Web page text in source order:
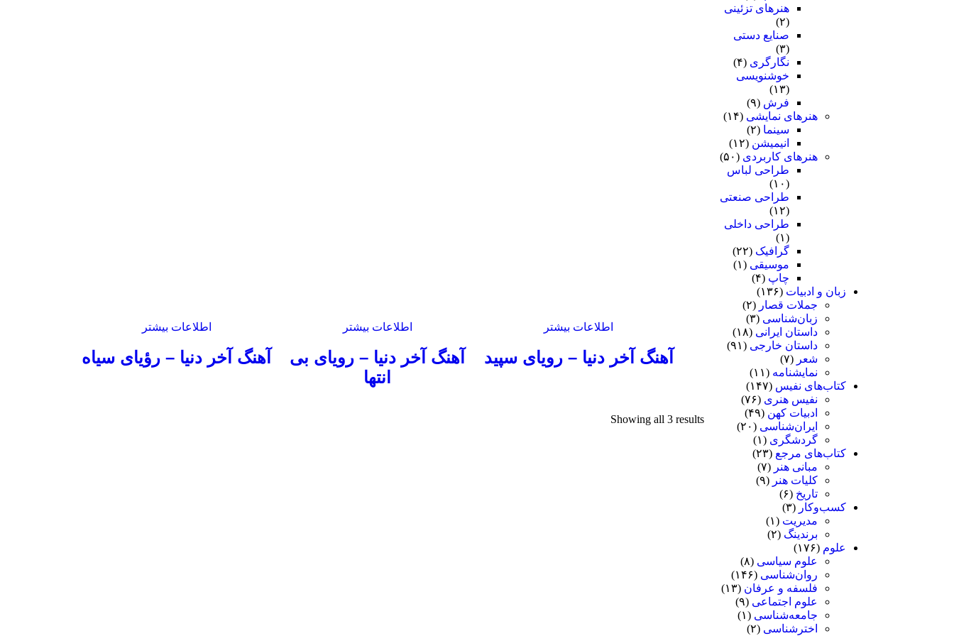
هنرهای تزئینی
(۲)
صنایع دستی
(۳)
نگارگری (۴)
خوشنویسی
(۱۳)
فرش (۹)
هنرهای نمایشی (۱۴)
سینما (۲)
انیمیشن (۱۲)
هنرهای کاربردی (۵۰)
طراحی لباس
(۱۰)
طراحی صنعتی
(۱۲)
طراحی داخلی
(۱)
گرافیک (۲۲)
موسیقی (۱)
چاپ (۴)
زبان و ادبیات (۱۳۶)
جملات قصار (۲)
زبان‌شناسی (۳)
داستان ایرانی (۱۸)
داستان خارجی (۹۱)
شعر (۷)
نمایشنامه (۱۱)
کتاب‌های نفیس (۱۴۷)
نفیس هنری (۷۶)
ادبیات کهن (۴۹)
ایران‌شناسی (۲۰)
گردشگری (۱)
کتاب‌های مرجع (۲۳)
مبانی هنر (۷)
کلیات هنر (۹)
تاریخ (۶)
کسب‌وکار (۳)
مدیریت (۱)
برندینگ (۲)
علوم (۱۷۶)
علوم سیاسی (۸)
روان‌شناسی (۱۴۶)
فلسفه و عرفان (۱۳)
علوم اجتماعی (۹)
جامعه‌شناسی (۱)
اخترشناسی (۲)
اطلاعات بیشتر
آهنگ آخر دنیا – رویای سپید
اطلاعات بیشتر
آهنگ آخر دنیا – رویای بی
انتها
اطلاعات بیشتر
آهنگ آخر دنیا – رؤیای سیاه
Showing all 3 results